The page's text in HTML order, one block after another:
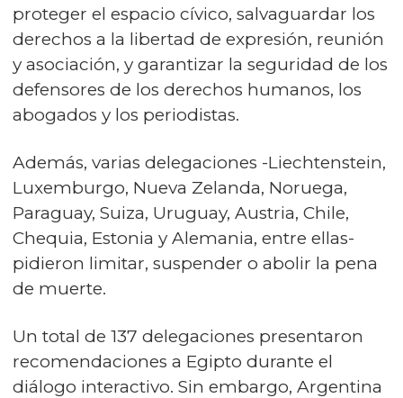
proteger el espacio cívico, salvaguardar los
derechos a la libertad de expresión, reunión
y asociación, y garantizar la seguridad de los
defensores de los derechos humanos, los
abogados y los periodistas.
Además, varias delegaciones -Liechtenstein,
Luxemburgo, Nueva Zelanda, Noruega,
Paraguay, Suiza, Uruguay, Austria, Chile,
Chequia, Estonia y Alemania, entre ellas-
pidieron limitar, suspender o abolir la pena
de muerte.
Un total de 137 delegaciones presentaron
recomendaciones a Egipto durante el
diálogo interactivo. Sin embargo, Argentina